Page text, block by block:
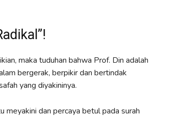
maka tuduhan bahwa Prof. Din adalah
bergerak, berpikir dan bertindak
yang diyakininya.
meyakini dan percaya betul pada surah